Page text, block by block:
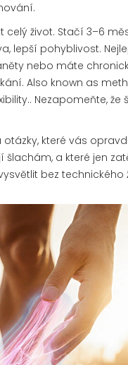
život. Stačí 3–6
lepší pohyblivost.
nebo máte
. Also known as
. Nezapomeňte,
které vás
a které jen
bez